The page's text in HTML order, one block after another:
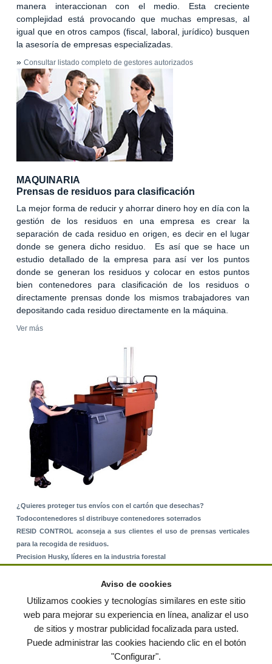
manera interaccionan con el medio. Esta creciente
complejidad está provocando que muchas empresas, al
igual que en otros campos (fiscal, laboral, jurídico) busquen
la asesoría de empresas especializadas.
» Consultar listado completo de gestores autorizados
MAQUINARIA
Prensas de residuos para clasificación
La mejor forma de reducir y ahorrar dinero hoy en día con la
gestión de los residuos en una empresa es crear la
separación de cada residuo en origen, es decir en el lugar
donde se genera dicho residuo. Es así que se hace un
estudio detallado de la empresa para así ver los puntos
donde se generan los residuos y colocar en estos puntos
bien contenedores para clasificación de los residuos o
directamente prensas donde los mismos trabajadores van
depositando cada residuo directamente en la máquina.
Ver más
¿Quieres proteger tus envíos con el cartón que desechas?
Todocontenedores sl distribuye contenedores soterrados
RESID CONTROL aconseja a sus clientes el uso de prensas verticales
para la recogida de residuos.
Precision Husky, líderes en la industria forestal
© residuos.com - Todos los derechos reservados Política de privacidad
Condiciones de uso|Contacto |Editores|Mapa web|Preguntas frecuentes|Publica
tus anuncios gratis!
Aviso de cookies
Utilizamos cookies y tecnologías similares en este sitio
web para mejorar su experiencia en línea, analizar el uso
de sitios y mostrar publicidad focalizada para usted.
Puede administrar las cookies haciendo clic en el botón
"Configurar".